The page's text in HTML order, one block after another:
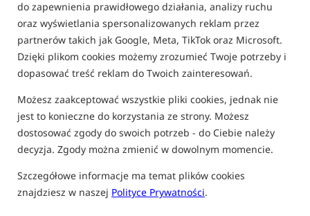
do zapewnienia prawidłowego działania, analizy ruchu
oraz wyświetlania spersonalizowanych reklam przez
partnerów takich jak Google, Meta, TikTok oraz Microsoft.
Dzięki plikom cookies możemy zrozumieć Twoje potrzeby i
dopasować treść reklam do Twoich zainteresowań.
Możesz zaakceptować wszystkie pliki cookies, jednak nie
jest to konieczne do korzystania ze strony. Możesz
dostosować zgody do swoich potrzeb - do Ciebie należy
decyzja. Zgody można zmienić w dowolnym momencie.
Szczegółowe informacje ma temat plików cookies
znajdziesz w naszej Polityce Prywatności.